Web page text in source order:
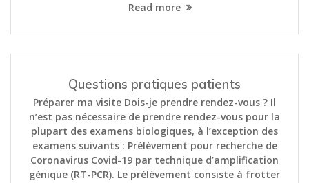
Read more
Questions pratiques patients
Préparer ma visite Dois-je prendre rendez-vous ? Il
n’est pas nécessaire de prendre rendez-vous pour la
plupart des examens biologiques, à l’exception des
examens suivants : Prélèvement pour recherche de
Coronavirus Covid-19 par technique d’amplification
génique (RT-PCR). Le prélèvement consiste à frotter